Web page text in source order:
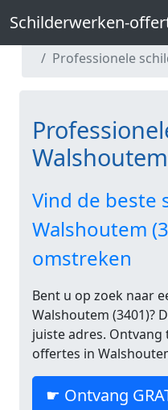
Schilderwerken-
Schilderwerken-
Professionele
Vind de beste
Walshoutem
omstreken
Bent u op zoek naar
Walshoutem (3401)?
juiste adres.
offertes in
☛ Ontvang